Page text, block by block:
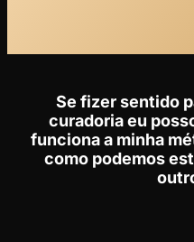
Se fizer sentido
curadoria eu
funciona a minha
como podemos